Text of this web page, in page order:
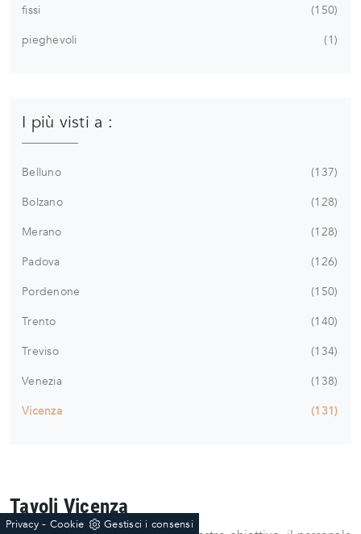
fissi
150
pieghevoli
1
I più visti a :
Belluno
137
Bolzano
128
Merano
128
Padova
126
Pordenone
150
Trento
140
Treviso
134
Venezia
138
Vicenza
131
Tavoli Vicenza
Privacy- Cookie Gestisci i consensi